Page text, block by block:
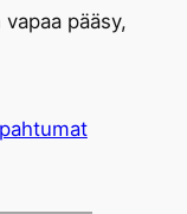
pääsy,